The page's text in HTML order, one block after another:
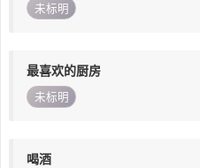
未标明
最喜欢的厨房
未标明
喝酒